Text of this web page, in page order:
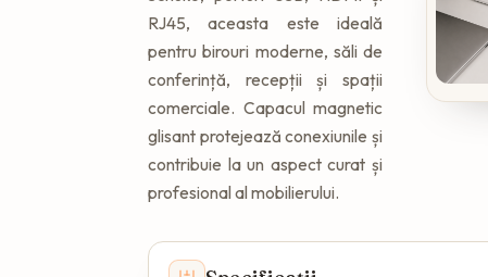
RJ45, aceasta este ideală
pentru birouri moderne, săli de
conferință, recepții și spații
comerciale. Capacul magnetic
glisant protejează conexiunile și
contribuie la un aspect curat și
profesional al mobilierului.